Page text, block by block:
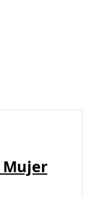
Mujer